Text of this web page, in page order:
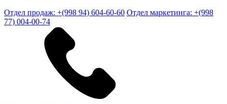
Отдел продаж: +(998 94) 604-60-60 Отдел маркетинга: +(998
77) 004-00-74